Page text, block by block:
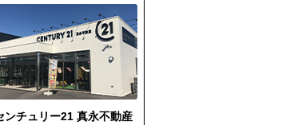
ンチュリー21 真永不動産